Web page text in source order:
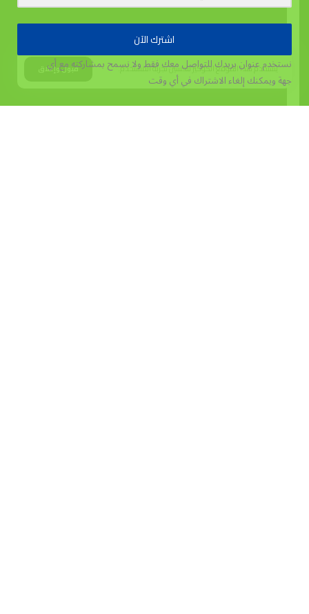
يستخدم هذا الموقع الكوكيز لتحسين تجربة المستخدم. قبول وإغلاق
اشترك الآن
نستخدم عنوان بريدك للتواصل معك فقط ولا نسمح بمشاركته مع أي
جهةويمكنك إلغاء الاشتراك في أي وقت